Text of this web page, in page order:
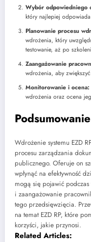
Wybór odpowiedniego
który najlepiej
Planowanie procesu
wdrożenia, który
testowanie, aż po
Zaangażowanie
wdrożenia, aby
Monitorowanie i ocena:
wdrożenia oraz ocena
Podsumowanie
Wdrożenie systemu EZD
procesu zarządzania
publicznego. Oferuje on
wpłynąć na efektywność
mogą się pojawić
i zaangażowanie
tego przedsięwzięcia.
na temat EZD RP, które
korzyści, jakie przynosi.
Related Articles: